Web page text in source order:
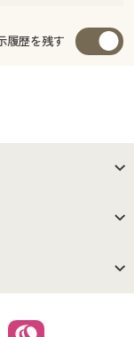
履歴を残す